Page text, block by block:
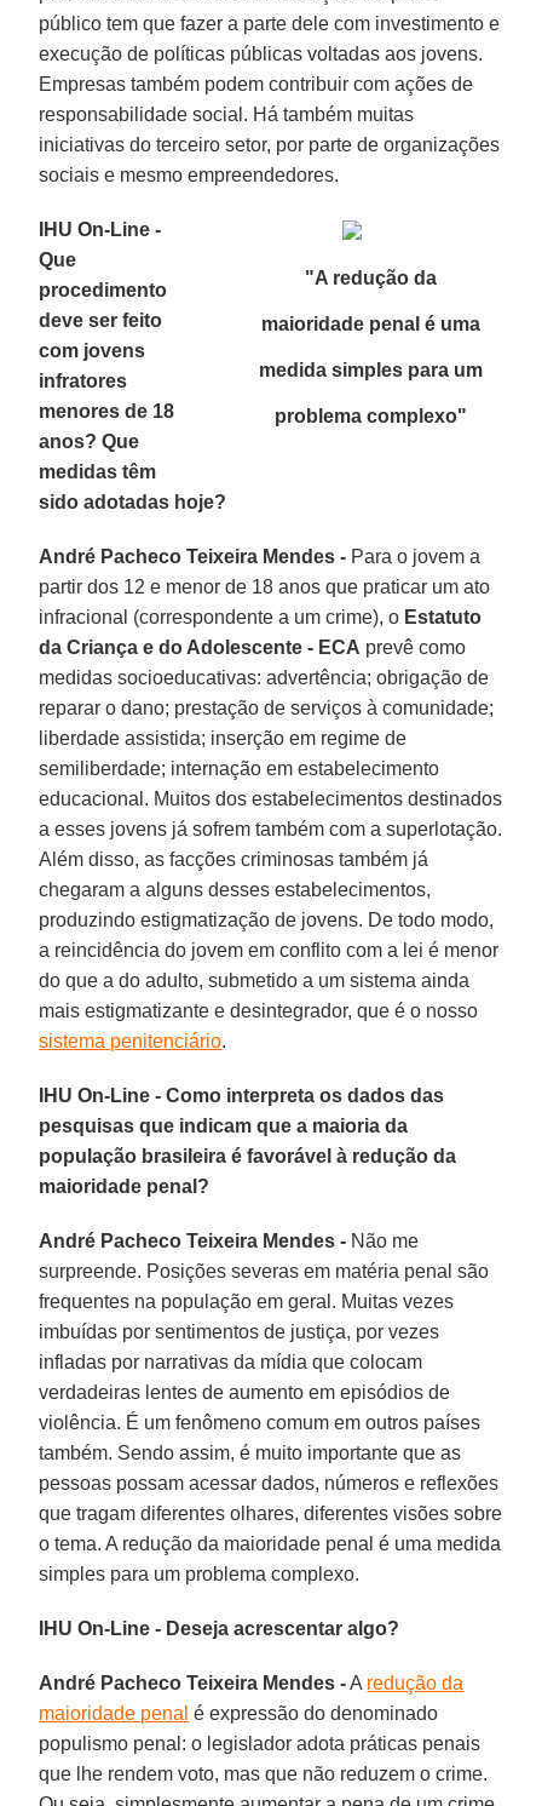
público tem que fazer a parte dele com investimento e
execução de políticas públicas voltadas aos jovens.
Empresas também podem contribuir com ações de
responsabilidade social. Há também muitas
iniciativas do terceiro setor, por parte de organizações
sociais e mesmo empreendedores.
"A redução da
maioridade penal é uma
medida simples para um
problema complexo"
IHU On-Line -
Que
procedimento
deve ser feito
com jovens
infratores
menores de 18
anos? Que
medidas têm
sido adotadas hoje?
André Pacheco Teixeira Mendes - Para o jovem a
partir dos 12 e menor de 18 anos que praticar um ato
infracional (correspondente a um crime), o Estatuto
da Criança e do Adolescente - ECA prevê como
medidas socioeducativas: advertência; obrigação de
reparar o dano; prestação de serviços à comunidade;
liberdade assistida; inserção em regime de
semiliberdade; internação em estabelecimento
educacional. Muitos dos estabelecimentos destinados
a esses jovens já sofrem também com a superlotação.
Além disso, as facções criminosas também já
chegaram a alguns desses estabelecimentos,
produzindo estigmatização de jovens. De todo modo,
a reincidência do jovem em conflito com a lei é menor
do que a do adulto, submetido a um sistema ainda
mais estigmatizante e desintegrador, que é o nosso
sistema penitenciário.
IHU On-Line - Como interpreta os dados das
pesquisas que indicam que a maioria da
população brasileira é favorável à redução da
maioridade penal?
André Pacheco Teixeira Mendes - Não me
surpreende. Posições severas em matéria penal são
frequentes na população em geral. Muitas vezes
imbuídas por sentimentos de justiça, por vezes
infladas por narrativas da mídia que colocam
verdadeiras lentes de aumento em episódios de
violência. É um fenômeno comum em outros países
também. Sendo assim, é muito importante que as
pessoas possam acessar dados, números e reflexões
que tragam diferentes olhares, diferentes visões sobre
o tema. A redução da maioridade penal é uma medida
simples para um problema complexo.
IHU On-Line - Deseja acrescentar algo?
André Pacheco Teixeira Mendes -A redução da
maioridade penal é expressão do denominado
populismo penal: o legislador adota práticas penais
que lhe rendem voto, mas que não reduzem o crime.